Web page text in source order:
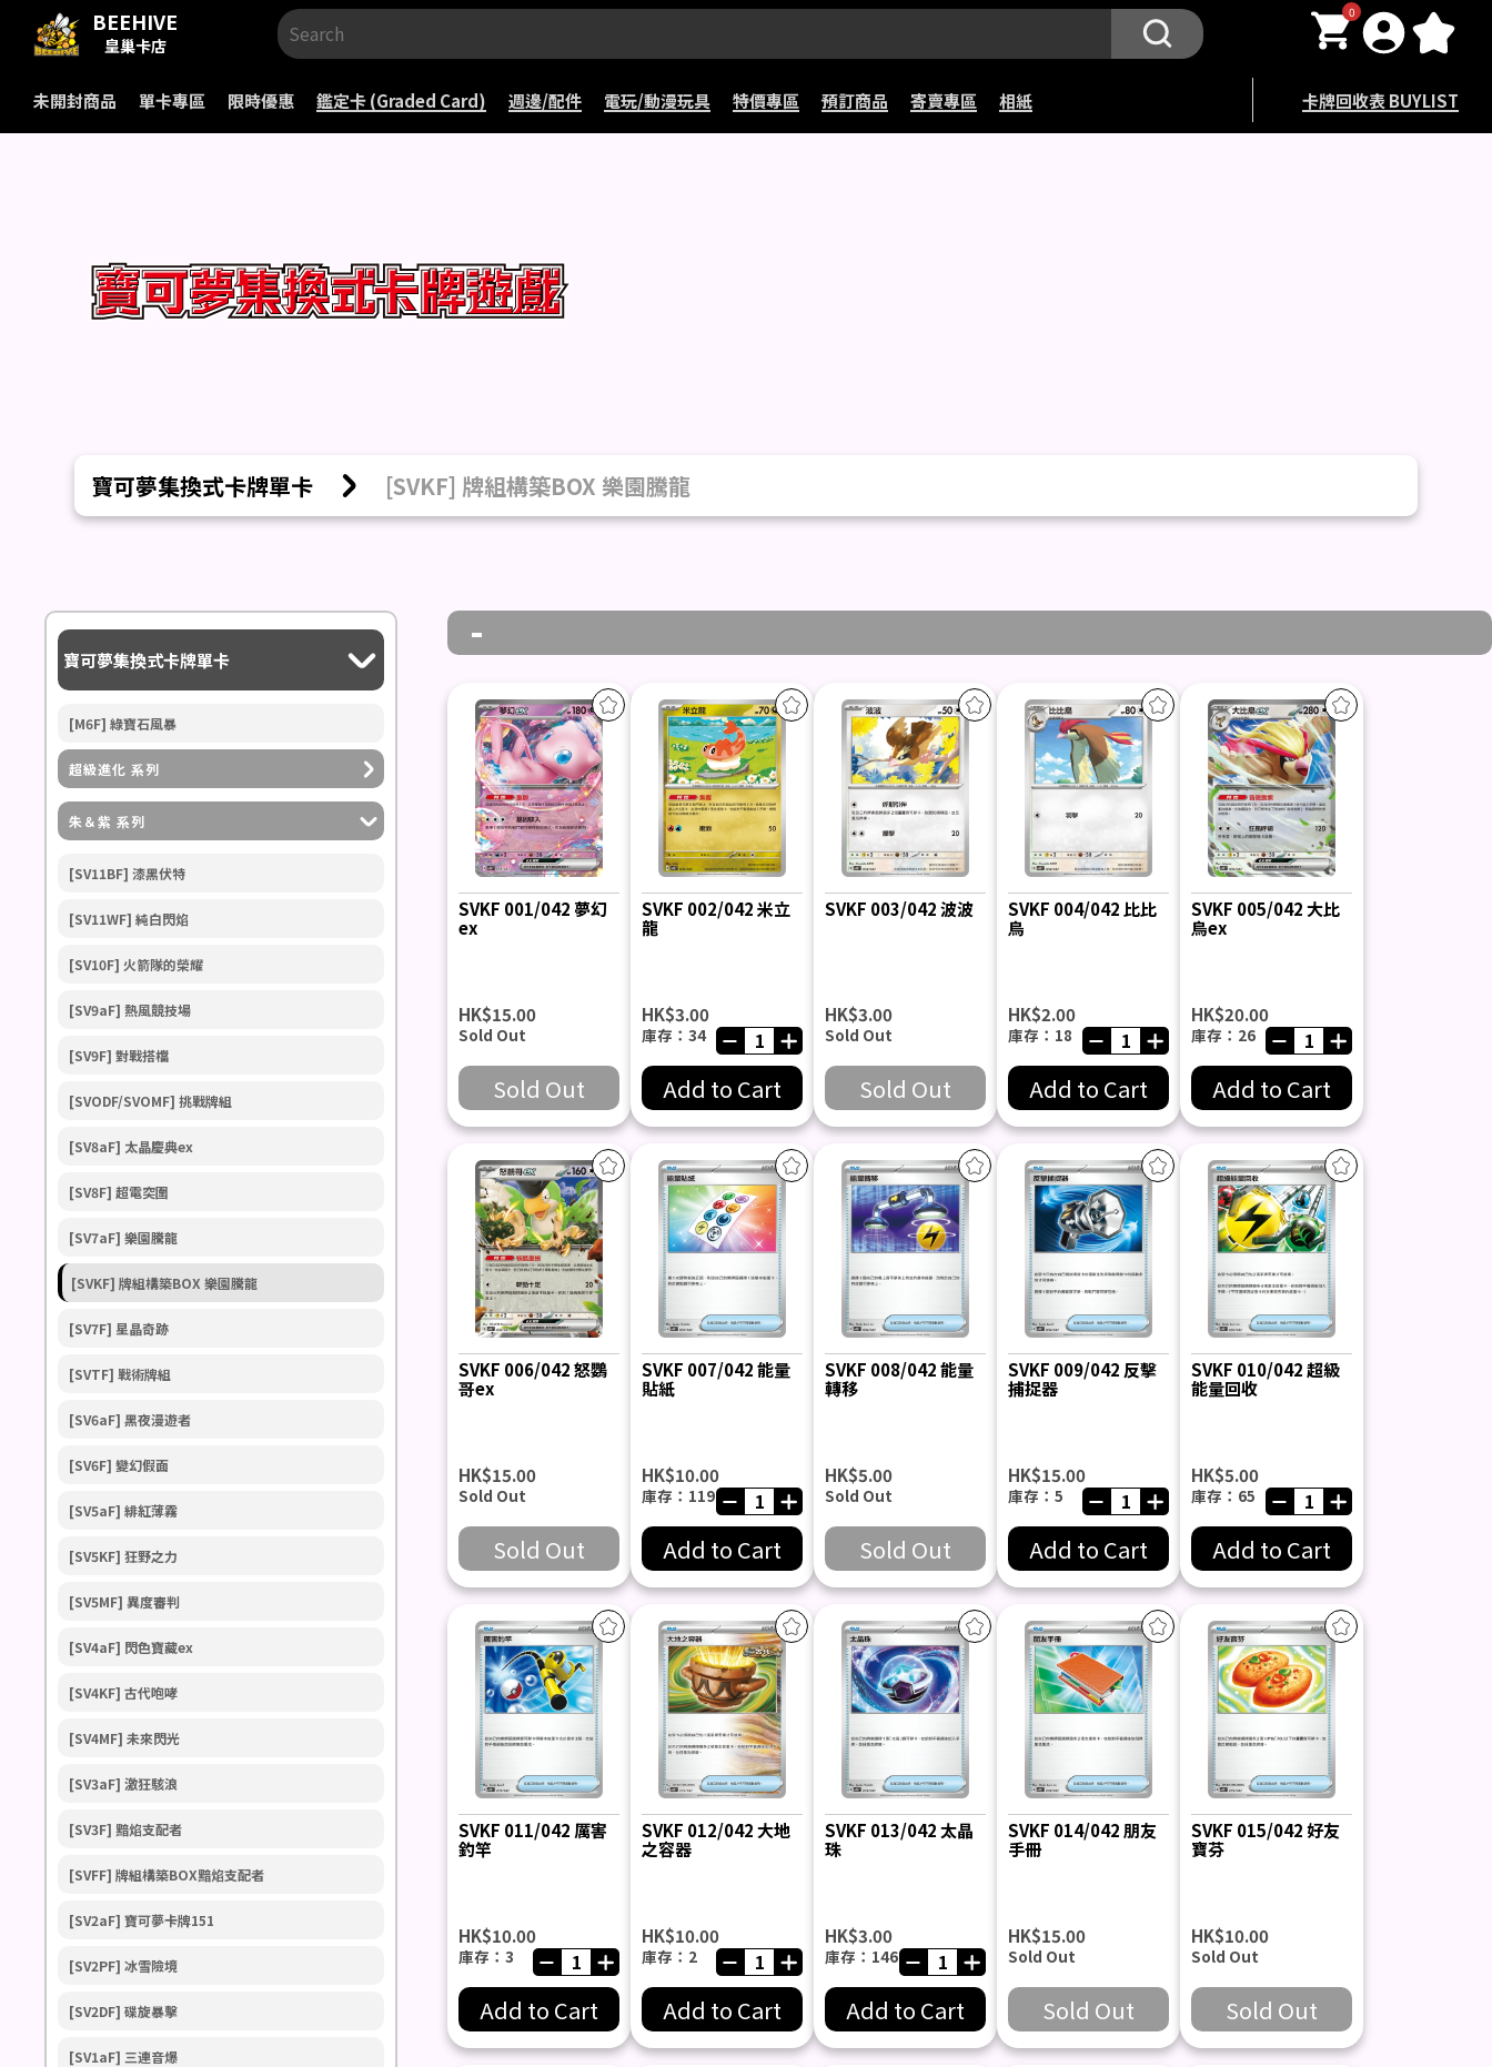
BEEHIVE
皇巢卡店
0
未開封商品 單卡專區 限時優惠 鑑定卡 (Graded Card) 週邊/配件 電玩/動漫玩具 特價專區 預訂商品 寄賣專區 相紙 卡牌回收表 BUYLIST
寶可夢集換式卡牌單卡 [SVKF] 牌組構築BOX 樂園騰龍
寶可夢集換式卡牌單卡
[M6F] 綠寶石風暴
超級進化 系列
朱＆紫 系列
[SV11BF] 漆黑伏特
[SV11WF] 純白閃焰
[SV10F] 火箭隊的榮耀
[SV9aF] 熱風競技場
[SV9F] 對戰搭檔
[SVODF/SVOMF] 挑戰牌組
[SV8aF] 太晶慶典ex
[SV8F] 超電突圍
[SV7aF] 樂園騰龍
[SVKF] 牌組構築BOX 樂園騰龍
[SV7F] 星晶奇跡
[SVTF] 戰術牌組
[SV6aF] 黑夜漫遊者
[SV6F] 變幻假面
[SV5aF] 緋紅薄霧
[SV5KF] 狂野之力
[SV5MF] 異度審判
[SV4aF] 閃色寶藏ex
[SV4KF] 古代咆哮
[SV4MF] 未來閃光
[SV3aF] 激狂駭浪
[SV3F] 黯焰支配者
[SVFF] 牌組構築BOX黯焰支配者
[SV2aF] 寶可夢卡牌151
[SV2PF] 冰雪險境
[SV2DF] 碟旋暴擊
[SV1aF] 三連音爆
-
SVKF 001/042 夢幻
ex
HK$15.00
Sold Out
Sold Out
SVKF 002/042 米立
龍
HK$3.00
庫存：34
Add to Cart
SVKF 003/042 波波
HK$3.00
Sold Out
Sold Out
SVKF 004/042 比比
鳥
HK$2.00
庫存：18
Add to Cart
SVKF 005/042 大比
鳥ex
HK$20.00
庫存：26
Add to Cart
SVKF 006/042 怒鸚
哥ex
HK$15.00
Sold Out
Sold Out
SVKF 007/042 能量
貼紙
HK$10.00
庫存：119
Add to Cart
SVKF 008/042 能量
轉移
HK$5.00
Sold Out
Sold Out
SVKF 009/042 反擊
捕捉器
HK$15.00
庫存：5
Add to Cart
SVKF 010/042 超級
能量回收
HK$5.00
庫存：65
Add to Cart
SVKF 011/042 厲害
釣竿
HK$10.00
庫存：3
Add to Cart
SVKF 012/042 大地
之容器
HK$10.00
庫存：2
Add to Cart
SVKF 013/042 太晶
珠
HK$3.00
庫存：146
Add to Cart
SVKF 014/042 朋友
手冊
HK$15.00
Sold Out
Sold Out
SVKF 015/042 好友
寶芬
HK$10.00
Sold Out
Sold Out